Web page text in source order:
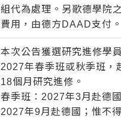
組代為處理。另歌德學院
費用，由德方DAAD支付。
本次公告獲選研究進修學
2027年春季班或秋季班，
18個月研究進修。
春季班：2027年3月赴德
2027年9月赴德國；惟不